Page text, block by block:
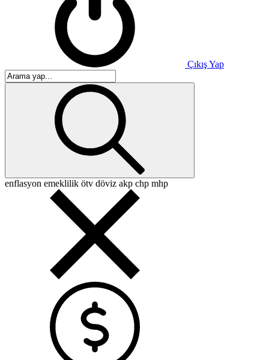
Çıkış Yap
enflasyon emeklilik ötv döviz akp chp mhp